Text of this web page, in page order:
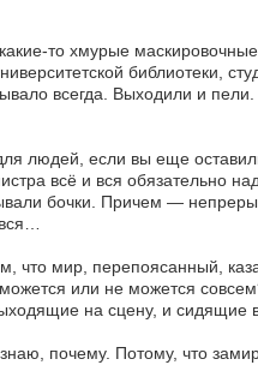
то хмурые
библиотеки,
всегда. Выходили и
людей, если вы еще
всё и вся обязательно
бочки. Причем —
что мир, перепоясанный,
или не можется
на сцену, и
почему. Потому, что